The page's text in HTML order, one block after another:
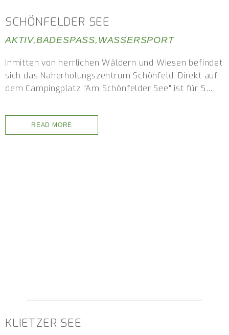
SCHÖNFELDER SEE
AKTIV,BADESPASS , WASSERSPORT
Inmitten von herrlichen Wäldern und Wiesen befindet
sich das Naherholungszentrum Schönfeld. Direkt auf
dem Campingplatz "Am Schönfelder See" ist für S…
READ MORE
KLIETZER SEE